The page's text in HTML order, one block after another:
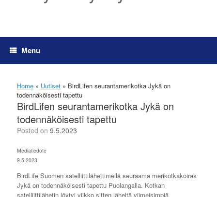
Menu
Home » Uutiset » BirdLifen seurantamerikotka Jykä on
todennäköisesti tapettu
BirdLifen seurantamerikotka Jykä on
todennäköisesti tapettu
Posted on 9.5.2023
Mediatiedote
9.5.2023
BirdLife Suomen satelliittilähettimellä seuraama merikotkakoiras
Jykä on todennäköisesti tapettu Puolangalla. Kotkan
satelliittilähetin löytyi viikko sitten läheltä viimeisimpiä